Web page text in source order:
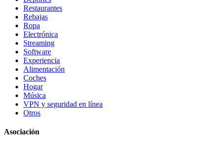
Restaurantes
Rebajas
Ropa
Electrónica
Streaming
Software
Experiencia
Alimentación
Coches
Hogar
Música
VPN y seguridad en línea
Otros
Asociación